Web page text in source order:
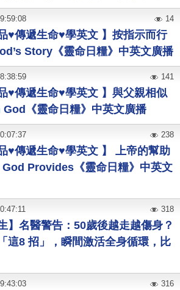
♥傳遞生命♥學英文 】按指示而行
Story《靈命日糧》中英文廣播
14
♥傳遞生命♥學英文 】與父親相似
《靈命日糧》中英文廣播
141
♥傳遞生命♥學英文 】 上帝的幫助
Provides《靈命日糧》中英文
238
】名醫警告：50歲後越走越傷身？
這8 招」，瞬間激活全身循環，比
318
316